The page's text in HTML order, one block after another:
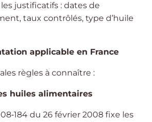
justificatifs : dates de
taux contrôlés, type d’huile
applicable en France
règles à connaître :
huiles alimentaires
‑184 du 26 février 2008 fixe les